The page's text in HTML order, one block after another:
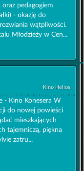
pedagogiem
- okazję do
wątpliwości.
Młodzieży w Cen...
Kino Helios
- Kino Konesera W
do nowej powieści
mieszkających
tajemniczą, piękna
zatru...